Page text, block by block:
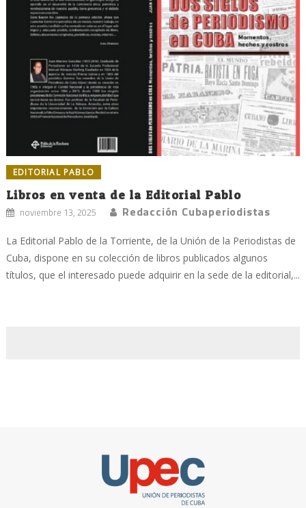
EDITORIAL PABLO
Libros en venta de la Editorial Pablo
noviembre 13, 2025 Redacción Cubaperiodistas
La Editorial Pablo de la Torriente, de la Unión de la Periodistas de
Cuba, dispone en su colección de libros publicados algunos
títulos, que el interesado puede adquirir en la sede de la editorial,...